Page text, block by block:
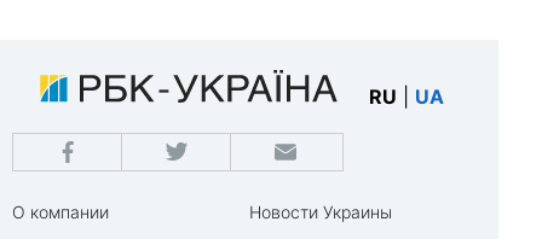
RU UA
О компании
Новости Украины